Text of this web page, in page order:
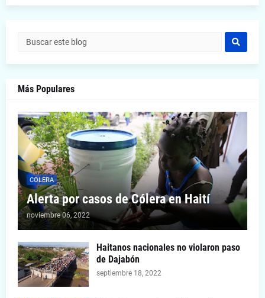
Más Populares
COLERA
Alerta por casos de Cólera en Haití
noviembre 06, 2022
Haitanos nacionales no violaron paso
de Dajabón
septiembre 18, 2022